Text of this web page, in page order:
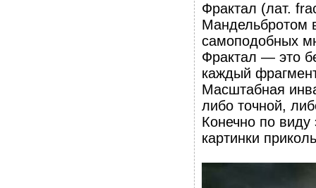
Фрактал (лат.
Мандельбротом
самоподобных
Фрактал — это
каждый
Масштабная
либо точной,
Конечно по виду
картинки